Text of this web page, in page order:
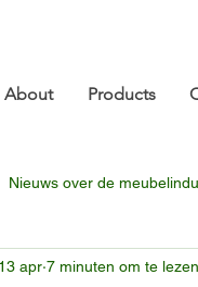
About Products
Nieuws over de
13 apr 7 minuten om te lezen